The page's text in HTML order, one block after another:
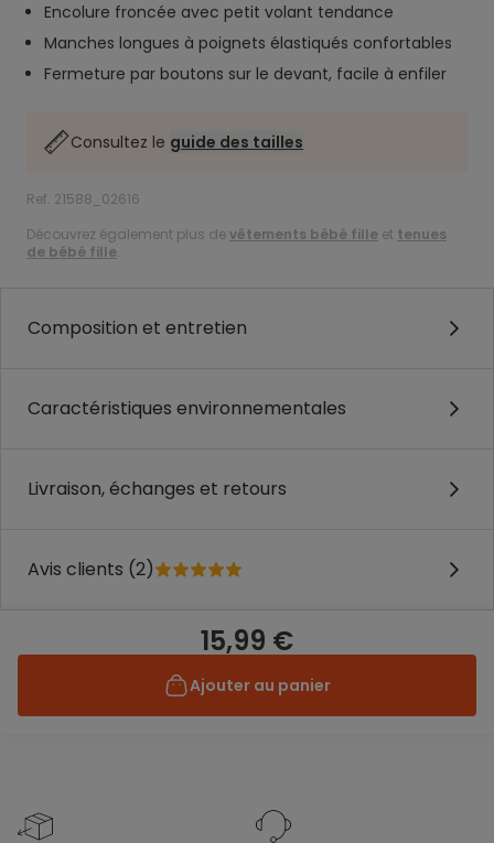
Encolure froncée avec petit volant tendance
Manches longues à poignets élastiqués confortables
Fermeture par boutons sur le devant, facile à enfiler
Consultez le guide des tailles
Ref. 21588_02616
Découvrez également plus devêtements bébé fille et tenues
de bébé fille.
Composition et entretien
Caractéristiques environnementales
Livraison, échanges et retours
Avis clients (2)
15,99 €
Ajouter au panier